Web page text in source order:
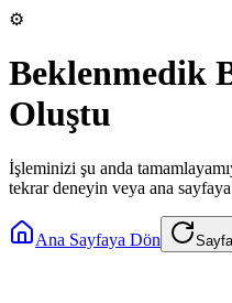
⚙️
Beklenmedik
Oluştu
İşleminizi şu anda
tekrar deneyin veya ana
Ana Sayfaya Dön